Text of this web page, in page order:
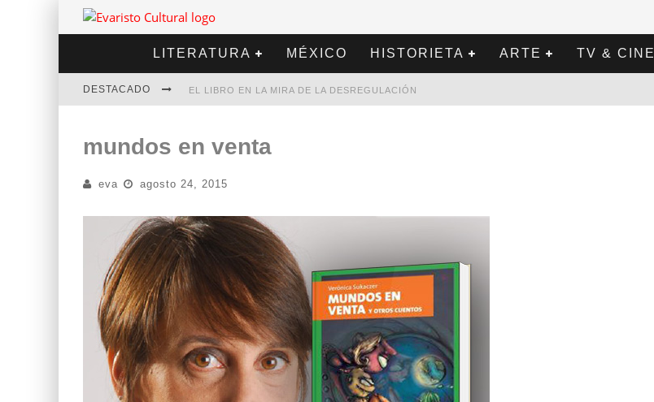
LITERATURA MÉXICO HISTORIETA ARTE TV & CINE
DESTACADO EL LIBRO EN LA MIRA DE LA DESREGULACIÓN
DIEGO MERET | HOTEL ACAPULCO
ALEJANDRA CORREA | LA NIEVE
mundos en venta
eva agosto 24, 2015